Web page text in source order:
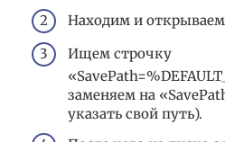
Находим и
Ищем строчку
заменяем на
указать свой путь).